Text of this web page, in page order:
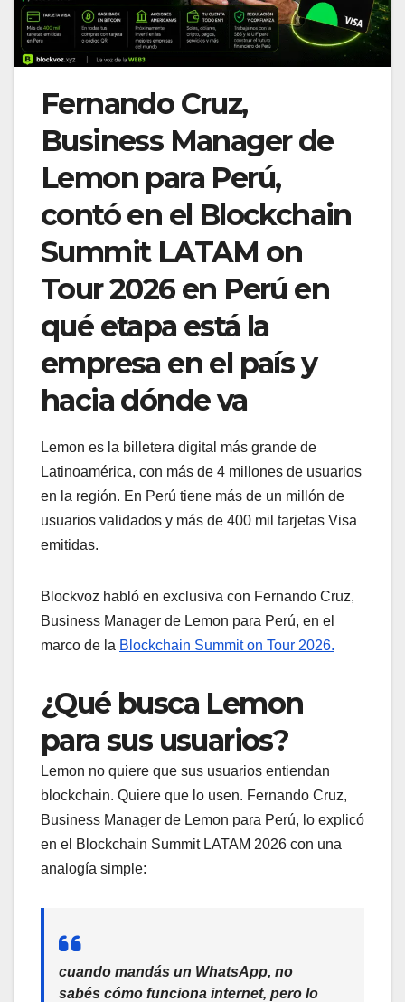
Fernando Cruz,
Business Manager de
Lemon para Perú,
contó en el Blockchain
Summit LATAM on
Tour 2026 en Perú en
qué etapa está la
empresa en el país y
hacia dónde va
Lemon es la billetera digital más grande de
Latinoamérica, con más de 4 millones de usuarios
en la región. En Perú tiene más de un millón de
usuarios validados y más de 400 mil tarjetas Visa
emitidas.
Blockvoz habló en exclusiva con Fernando Cruz,
Business Manager de Lemon para Perú, en el
marco de la Blockchain Summit on Tour 2026.
¿Qué busca Lemon
para sus usuarios?
Lemon no quiere que sus usuarios entiendan
blockchain. Quiere que lo usen. Fernando Cruz,
Business Manager de Lemon para Perú, lo explicó
en el Blockchain Summit LATAM 2026 con una
analogía simple:
cuando mandás un WhatsApp, no
sabés cómo funciona internet, pero lo